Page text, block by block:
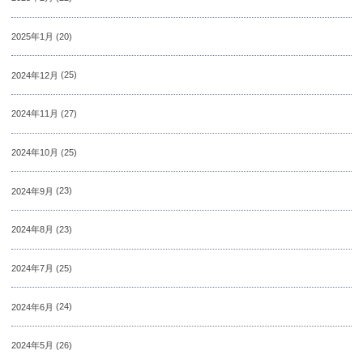
2025年1月 (20)
2024年12月 (25)
2024年11月 (27)
2024年10月 (25)
2024年9月 (23)
2024年8月 (23)
2024年7月 (25)
2024年6月 (24)
2024年5月 (26)